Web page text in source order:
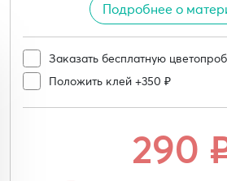
Подробнее о
Заказать бесплатную
Положить клей +350 ₽
290